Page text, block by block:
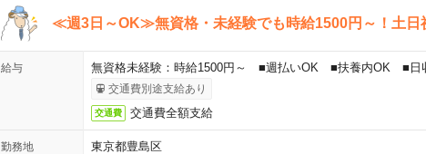
≪週3日～OK≫無資格・未経験でも時給1500円～！土日
給与 無資格未経験：時給1500円～ ■週払いOK ■扶養内OK ■日
交通費別途支給あり
交通費 交通費全額支給
勤務地
東京都豊島区